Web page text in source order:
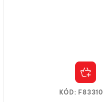
KÓD: F83310